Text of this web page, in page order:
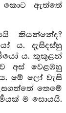
කොට ඇත්තේ
කියන්නේද?
ය. දැසිදස්හු
ය. කුකුළන්
අස් වෙළඹහු
මේ ලෝ වැසි
තෙමේ
ම සොයයි.